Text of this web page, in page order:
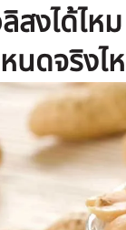
งได้ไห
นดจริงไ